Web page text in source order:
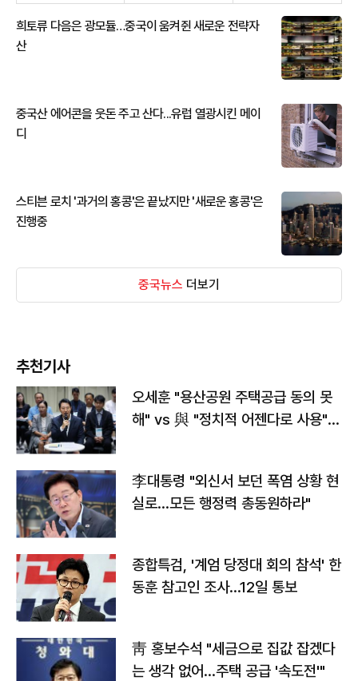
희토류 다음은 광모듈…중국이 움켜쥔 새로운 전략자
산
중국산 에어콘을 웃돈 주고 산다...유럽 열광시킨 메이
디
스티븐 로치 '과거의 홍콩'은 끝났지만 '새로운 홍콩'은
진행중
중국뉴스 더보기
추천기사
오세훈 "용산공원 주택공급 동의 못
해" vs 與 "정치적 어젠다로 사용"
李대통령 "외신서 보던 폭염 상황 현
실로…모든 행정력 총동원하라"
종합특검, '계엄 당정대 회의 참석' 한
동훈 참고인 조사...12일 통보
靑 홍보수석 "세금으로 집값 잡겠다
는 생각 없어…주택 공급 '속도전'"